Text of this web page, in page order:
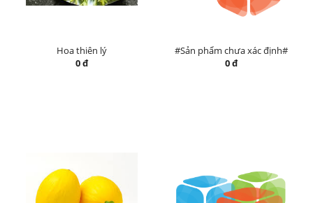
Hoa thiên lý
0 đ
#Sản phẩm chưa xác định#
0 đ